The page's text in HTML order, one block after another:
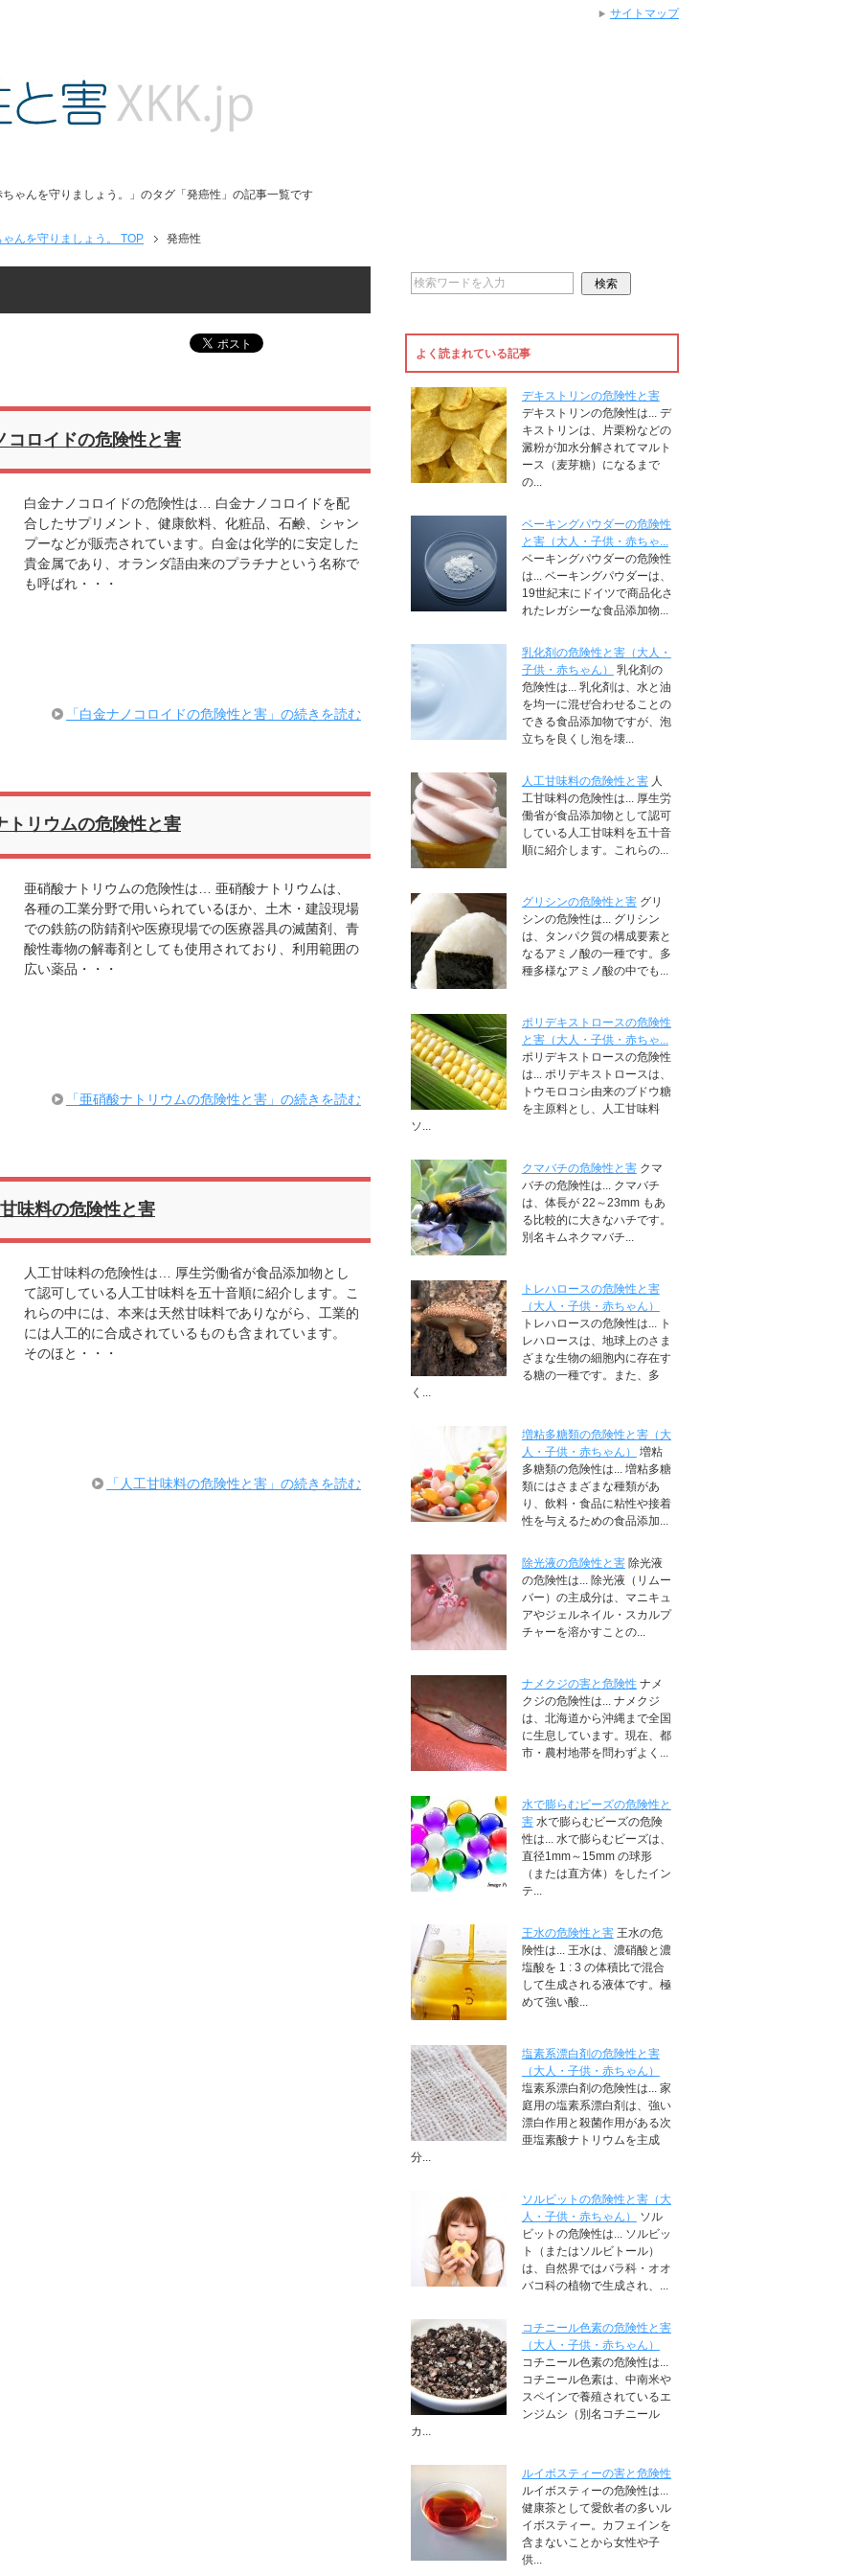
ゃんを守りましょう。」のタグ「発癌性」の記事一覧です
んを守りましょう。 TOP 発癌性
コロイドの危険性と害
白金ナノコロイドの危険性は… 白金ナノコロイドを配
合したサプリメント、健康飲料、化粧品、石鹸、シャン
プーなどが販売されています。白金は化学的に安定した
貴金属であり、オランダ語由来のプラチナという名称で
も呼ばれ・・・
「白金ナノコロイドの危険性と害」の続きを読む
トリウムの危険性と害
亜硝酸ナトリウムの危険性は… 亜硝酸ナトリウムは、
各種の工業分野で用いられているほか、土木・建設現場
での鉄筋の防錆剤や医療現場での医療器具の滅菌剤、青
酸性毒物の解毒剤としても使用されており、利用範囲の
広い薬品・・・
「亜硝酸ナトリウムの危険性と害」の続きを読む
味料の危険性と害
人工甘味料の危険性は… 厚生労働省が食品添加物とし
て認可している人工甘味料を五十音順に紹介します。こ
れらの中には、本来は天然甘味料でありながら、工業的
には人工的に合成されているものも含まれています。
そのほと・・・
「人工甘味料の危険性と害」の続きを読む
よく読まれている記事
デキストリンの危険性と害
デキストリンの危険性は... デ
キストリンは、片栗粉などの
澱粉が加水分解されてマルト
ース（麦芽糖）になるまで
の...
ベーキングパウダーの危険性
と害（大人・子供・赤ちゃ...
ベーキングパウダーの危険性
は... ベーキングパウダーは、
19世紀末にドイツで商品化さ
れたレガシーな食品添加物...
乳化剤の危険性と害（大人・
子供・赤ちゃん）
乳化剤の
危険性は... 乳化剤は、水と油
を均一に混ぜ合わせることの
できる食品添加物ですが、泡
立ちを良くし泡を壊...
人工甘味料の危険性と害 人
工甘味料の危険性は... 厚生労
働省が食品添加物として認可
している人工甘味料を五十音
順に紹介します。これらの...
グリシンの危険性と害 グリ
シンの危険性は... グリシン
は、タンパク質の構成要素と
なるアミノ酸の一種です。多
種多様なアミノ酸の中でも...
ポリデキストロースの危険性
と害（大人・子供・赤ちゃ...
ポリデキストロースの危険性
は... ポリデキストロースは、
トウモロコシ由来のブドウ糖
を主原料とし、人工甘味料
ソ...
クマバチの危険性と害 クマ
バチの危険性は... クマバチ
は、体長が 22～23mm もあ
る比較的に大きなハチです。
別名キムネクマバチ...
トレハロースの危険性と害
（大人・子供・赤ちゃん）
トレハロースの危険性は... ト
レハロースは、地球上のさま
ざまな生物の細胞内に存在す
る糖の一種です。また、多
く...
増粘多糖類の危険性と害（大
人・子供・赤ちゃん）
増粘
多糖類の危険性は... 増粘多糖
類にはさまざまな種類があ
り、飲料・食品に粘性や接着
性を与えるための食品添加...
除光液の危険性と害 除光液
の危険性は... 除光液（リムー
バー）の主成分は、マニキュ
アやジェルネイル・スカルプ
チャーを溶かすことの...
ナメクジの害と危険性 ナメ
クジの危険性は... ナメクジ
は、北海道から沖縄まで全国
に生息しています。現在、都
市・農村地帯を問わずよく...
水で膨らむビーズの危険性と
害 水で膨らむビーズの危険
性は... 水で膨らむビーズは、
直径1mm～15mm の球形
（または直方体）をしたイン
テ...
王水の危険性と害 王水の危
険性は... 王水は、濃硝酸と濃
塩酸を 1 : 3 の体積比で混合
して生成される液体です。極
めて強い酸...
塩素系漂白剤の危険性と害
（大人・子供・赤ちゃん）
塩素系漂白剤の危険性は... 家
庭用の塩素系漂白剤は、強い
漂白作用と殺菌作用がある次
亜塩素酸ナトリウムを主成
分...
ソルビットの危険性と害（大
人・子供・赤ちゃん）
ソル
ビットの危険性は... ソルビッ
ト（またはソルビトール）
は、自然界ではバラ科・オオ
バコ科の植物で生成され、...
コチニール色素の危険性と害
（大人・子供・赤ちゃん）
コチニール色素の危険性は...
コチニール色素は、中南米や
スペインで養殖されているエ
ンジムシ（別名コチニール
カ...
ルイボスティーの害と危険性
ルイボスティーの危険性は...
健康茶として愛飲者の多いル
イボスティー。カフェインを
含まないことから女性や子
供...
サイトマップ